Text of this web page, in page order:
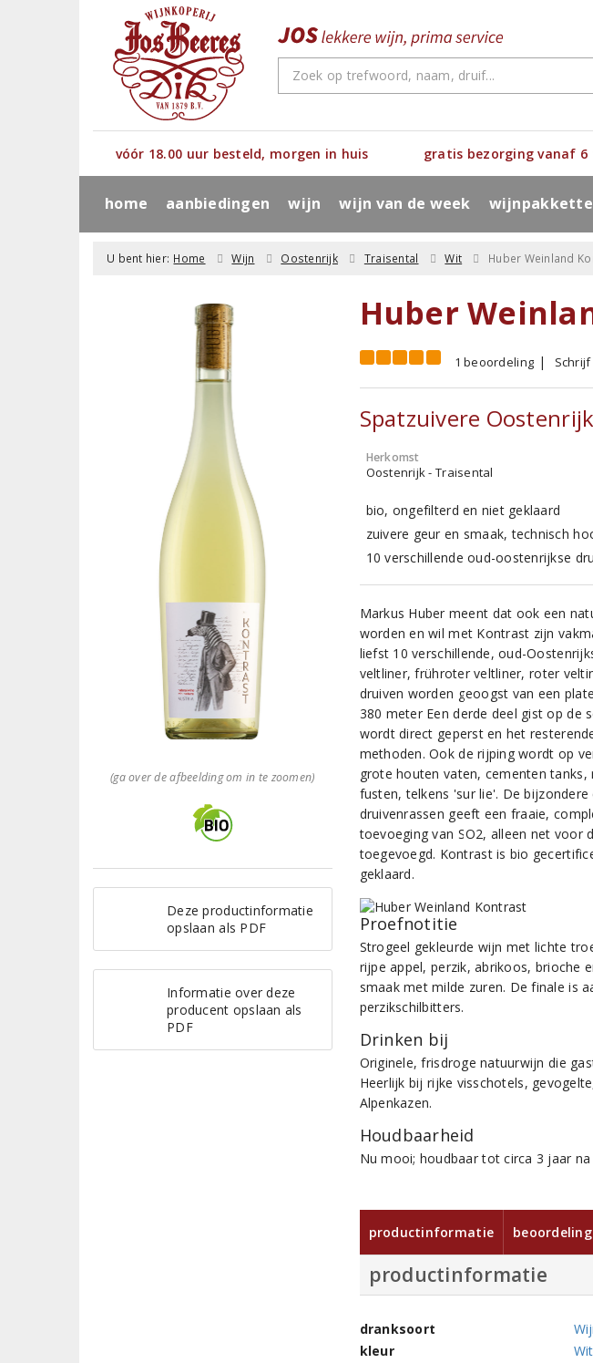
vóór 18.00 uur besteld, morgen in huis gratis bezorging vanaf 6
home aanbiedingen wijn wijn van de week
U bent hier: Home Wijn Oostenrijk Traisental Wit Huber Weinland
(ga over de afbeelding om in te zoomen)
Deze productinformatie
opslaan als PDF
Informatie over deze
producent opslaan als
PDF
Huber
1 beoordeling
Spatzuivere
Herkomst
Oostenrijk - Traisental
bio, ongefilterd en niet geklaard
zuivere geur en smaak, technisch
10 verschillende oud-oostenrijkse
Markus Huber meent dat ook een
worden en wil met Kontrast zijn
liefst 10 verschillende, oud-
veltliner, frühroter veltliner, roter
druiven worden geoogst van een
380 meter Een derde deel gist op de
wordt direct geperst en het
methoden. Ook de rijping wordt op
grote houten vaten, cementen tanks,
fusten, telkens 'sur lie'. De
druivenrassen geeft een fraaie,
toevoeging van SO2, alleen net voor
toegevoegd. Kontrast is bio
geklaard.
Proefnotitie
Strogeel gekleurde wijn met lichte
rijpe appel, perzik, abrikoos, brioche
smaak met milde zuren. De finale is
perzikschilbitters.
Drinken bij
Originele, frisdroge natuurwijn die
Heerlijk bij rijke visschotels,
Alpenkazen.
Houdbaarheid
Nu mooi; houdbaar tot circa 3 jaar
productinformatie
productinformatie
dranksoort
kleur
Wit